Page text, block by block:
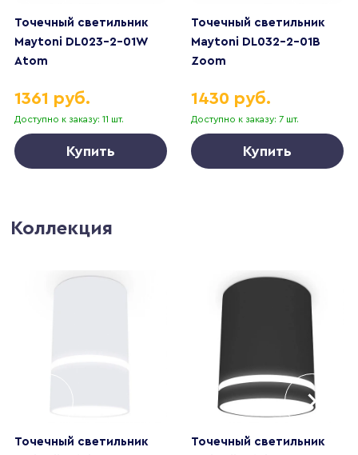
Точечный светильник
Maytoni DL023-2-01W
Atom
Доступно к заказу: 11 шт.
1361 руб.
Купить
Точечный светильник
Maytoni DL032-2-01B
Zoom
Доступно к заказу: 7 шт.
1430 руб.
Купить
Коллекция
Точечный светильник
Точечный светильник